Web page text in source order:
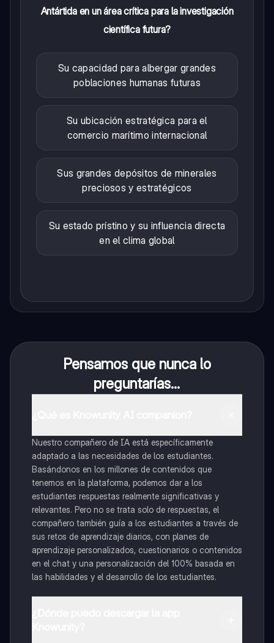
Antártida en un área crítica para la investigación
científica futura?
Su capacidad para albergar grandes
poblaciones humanas futuras
Su ubicación estratégica para el
comercio marítimo internacional
Sus grandes depósitos de minerales
preciosos y estratégicos
Su estado prístino y su influencia directa
en el clima global
Pensamos que nunca lo
preguntarías...
Nuestro compañero de IA está específicamente
adaptado a las necesidades de los estudiantes.
Basándonos en los millones de contenidos que
tenemos en la plataforma, podemos dar a los
estudiantes respuestas realmente significativas y
relevantes. Pero no se trata solo de respuestas, el
compañero también guía a los estudiantes a través de
sus retos de aprendizaje diarios, con planes de
aprendizaje personalizados, cuestionarios o contenidos
en el chat y una personalización del 100% basada en
las habilidades y el desarrollo de los estudiantes.